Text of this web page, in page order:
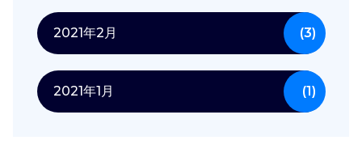
2021年2月 (3)
2021年1月 (1)